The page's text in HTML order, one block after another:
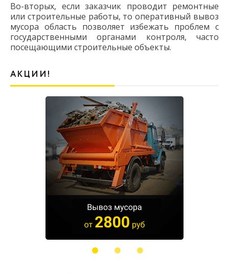
Во-вторых, если заказчик проводит ремонтные
или строительные работы, то оперативный вывоз
мусора область позволяет избежать проблем с
государственными органами контроля, часто
посещающими строительные объекты.
АКЦИИ!